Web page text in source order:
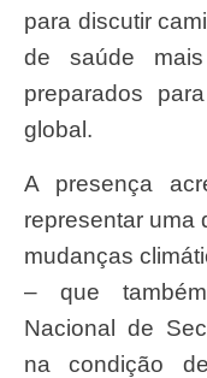
para discutir
de saúde
preparados
global.
A presença acreana ganhou destaque por
representar uma
mudanças
– que
Nacional de
na condição